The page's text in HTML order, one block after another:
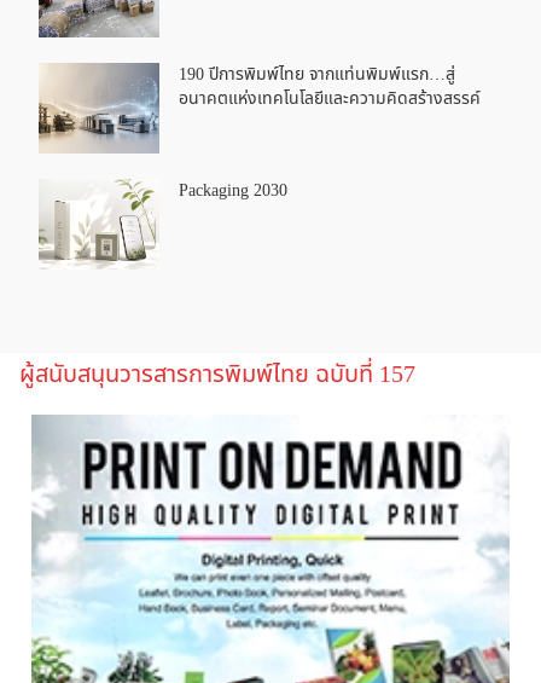
190 ปีการพิมพ์ไทย จากแท่นพิมพ์แรก…สู่
อนาคตแห่งเทคโนโลยีและความคิดสร้างสรรค์
Packaging 2030
ผู้สนับสนุนวารสารการพิมพ์ไทย ฉบับที่ 157